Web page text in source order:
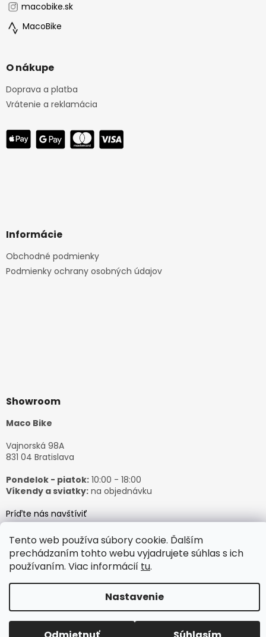
Tento web používa súbory cookie. Ďalším
prechádzaním tohto webu vyjadrujete súhlas s ich
používaním. Viac informácií tu.
Nastavenie
macobike.sk
MacoBike
O nákupe
Doprava a platba
Vrátenie a reklamácia
Informácie
Obchodné podmienky
Podmienky ochrany osobných údajov
Showroom
Maco Bike
Vajnorská 98A
831 04 Bratislava
Pondelok - piatok: 10:00 - 18:00
Víkendy a sviatky: na objednávku
Príďte nás navštíviť
Copyright 2026𝙈𝙖𝙘𝙤𝘽𝙞𝙠𝙚. Všetky práva vyhradené.